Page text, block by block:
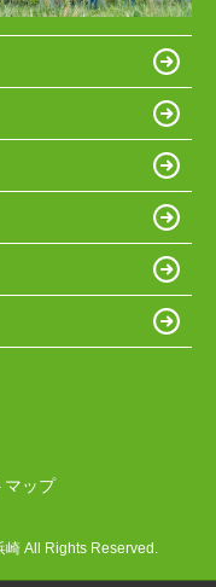
マップ
All Rights Reserved.